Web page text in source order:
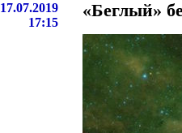
17.07.2019
17:15
«Беглый»